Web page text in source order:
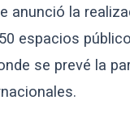
anunció la
espacios
se prevé la